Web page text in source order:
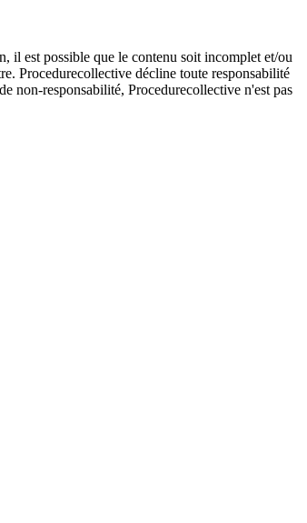
il est possible que le contenu soit incomplet et/ou
Procedurecollective décline toute responsabilité
non-responsabilité, Procedurecollective n'est pas